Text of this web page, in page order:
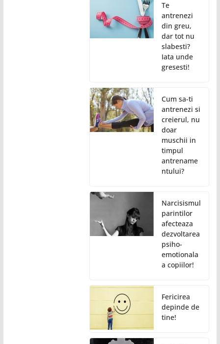
Te
antrenezi
din greu,
dar tot nu
slabesti?
Iata unde
gresesti!
Cum sa-ti
antrenezi si
creierul, nu
doar
muschii in
timpul
antrename
ntului?
Narcisismul
parintilor
afecteaza
dezvoltarea
psiho-
emotionala
a copiilor!
Fericirea
depinde de
tine!